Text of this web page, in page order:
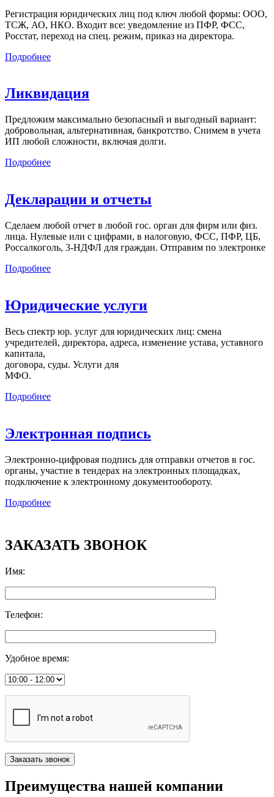
Регистрация юридических лиц под ключ любой формы: ООО,
ТСЖ, АО, НКО. Входит все: уведомление из ПФР, ФСС,
Росстат, переход на спец. режим, приказ на директора.
Подробнее
Ликвидация
Предложим максимально безопасный и выгодный вариант:
добровольная, альтернативная, банкротство. Снимем в учета
ИП любой сложности, включая долги.
Подробнее
Декларации и отчеты
Сделаем любой отчет в любой гос. орган для фирм или физ.
лица. Нулевые или с цифрами, в налоговую, ФСС, ПФР, ЦБ,
Россалкоголь, 3-НДФЛ для граждан. Отправим по электронке
Подробнее
Юридические услуги
Весь спектр юр. услуг для юридических лиц: смена
учредителей, директора, адреса, изменение устава, уставного
капитала,
договора, суды. Услуги для
МФО.
Подробнее
Электронная подпись
Электронно-цифровая подпись для отправки отчетов в гос.
органы, участие в тендерах на электронных площадках,
подключение к электронному документообороту.
Подробнее
ЗАКАЗАТЬ ЗВОНОК
Имя:
Телефон:
Удобное время:
Преимущества нашей компании